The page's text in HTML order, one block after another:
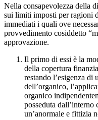
Nella consapevolezza della
sui limiti imposti per ragioni
immediati i quali ove
provvedimento cosiddetto
approvazione.
Il primo di essi è la
della copertura
restando l’esigenza di
dell’organico,
organico
posseduta dall’interno
un’anormale e fittizia